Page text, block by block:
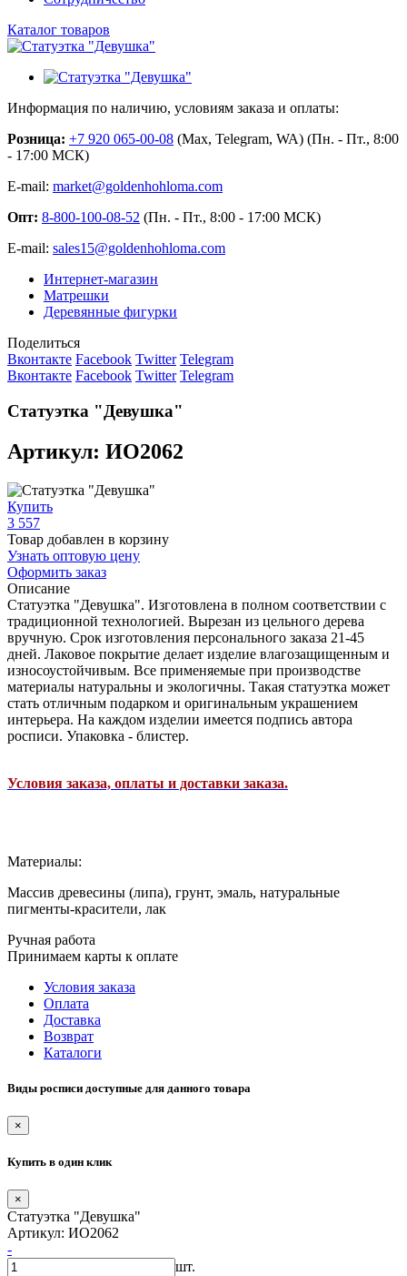
Каталог товаров
Информация по наличию, условиям заказа и оплаты:
Розница: +7 920 065-00-08 (Max, Telegram, WA) (Пн. - Пт., 8:00
- 17:00 МСК)
E-mail: market@goldenhohloma.com
Опт: 8-800-100-08-52 (Пн. - Пт., 8:00 - 17:00 МСК)
E-mail: sales15@goldenhohloma.com
Интернет-магазин
Матрешки
Деревянные фигурки
Поделиться
Вконтакте Facebook Twitter Telegram
Вконтакте Facebook Twitter Telegram
Статуэтка "Девушка"
Артикул: ИО2062
Купить
3 557
Товар добавлен в корзину
Узнать оптовую цену
Оформить заказ
Описание
Статуэтка "Девушка". Изготовлена в полном соответствии с
традиционной технологией. Вырезан из цельного дерева
вручную. Срок изготовления персонального заказа 21-45
дней. Лаковое покрытие делает изделие влагозащищенным и
износоустойчивым. Все применяемые при производстве
материалы натуральны и экологичны. Такая статуэтка может
стать отличным подарком и оригинальным украшением
интерьера. На каждом изделии имеется подпись автора
росписи. Упаковка - блистер.
Условия заказа, оплаты и доставки заказа.
Материалы:
Массив древесины (липа), грунт, эмаль, натуральные
пигменты-красители, лак
Ручная работа
Принимаем карты к оплате
Условия заказа
Оплата
Доставка
Возврат
Каталоги
Виды росписи доступные для данного товара
×
Купить в один клик
×
Статуэтка "Девушка"
Артикул: ИО2062
-
шт.